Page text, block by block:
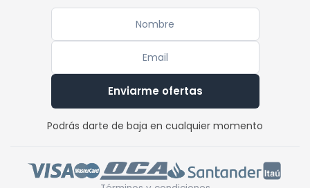
Enviarme ofertas
Podrás darte de baja en cualquier momento